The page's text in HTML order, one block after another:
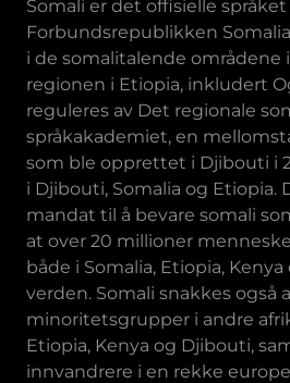
Somali er det offisielle språket
Forbundsrepublikken
i de somalitalende områdene
regionen i Etiopia, inkludert
reguleres av Det regionale
språkakademiet, en
som ble opprettet i Djibouti i
i Djibouti, Somalia og Etiopia.
mandat til å bevare somali
at over 20 millioner
både i Somalia, Etiopia,
verden. Somali snakkes også
minoritetsgrupper i andre
Etiopia, Kenya og Djibouti,
innvandrere i en rekke